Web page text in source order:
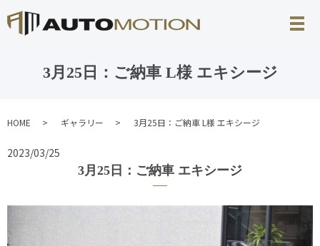
3月25日：ご納車 L様 エキシージ
HOME ギャラリー 3月25日：ご納車 L様 エキシージ
2023/03/25
3月25日：ご納車 エキシージ